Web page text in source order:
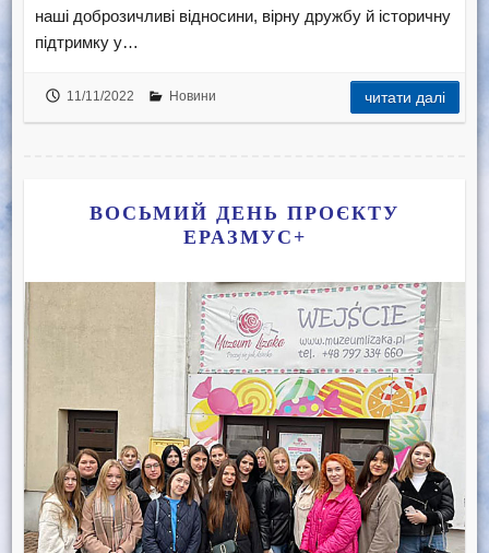
наші доброзичливі відносини, вірну дружбу й історичну
підтримку у…
11/11/2022 Новини читати далі
ВОСЬМИЙ ДЕНЬ ПРОЄКТУ
ЕРАЗМУС+